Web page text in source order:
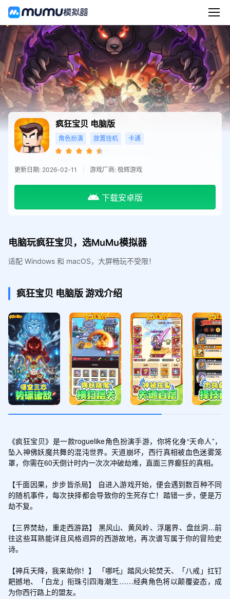
疯狂宝贝 电脑版
角色扮演 放置挂机 卡通
更新日期: 2026-02-11 游戏厂商: 极辉游戏
下载安卓版
电脑玩疯狂宝贝，选MuMu模拟器
适配 Windows 和 macOS，大屏畅玩不受限！
疯狂宝贝 电脑版游戏介绍
《疯狂宝贝》是一款roguelike角色扮演手游，你将化身“天命人”，
坠入神佛妖魔共舞的混沌世界。天道崩坏，西行真相被血色迷雾笼
罩，你需在​​60天倒计时​​内一次次冲破劫难，直面三界癫狂的真相。
【千面因果，步步皆杀局】 自进入游戏开始，便会遇到数百种不同
的随机事件，每次抉择都会导致你的生死存亡！踏错一步，便是万
劫不复。
【三界焚劫，重走西游路】 黑风山、黄风岭、浮屠界、盘丝洞...前
往这些耳熟能详且风格迥异的西游故地，再次谱写属于你的冒险史
诗。
【神兵天降，我来助你！】 「哪吒」踏风火轮焚天、「八戒」扛钉
耙撼地、「白龙」衔珠引四海潮生……经典角色将以颠覆姿态，成
为你西行路上的盟友。